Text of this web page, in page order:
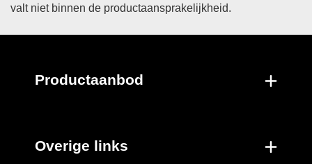
valt niet binnen de productaansprakelijkheid.
Productaanbod
Overige links